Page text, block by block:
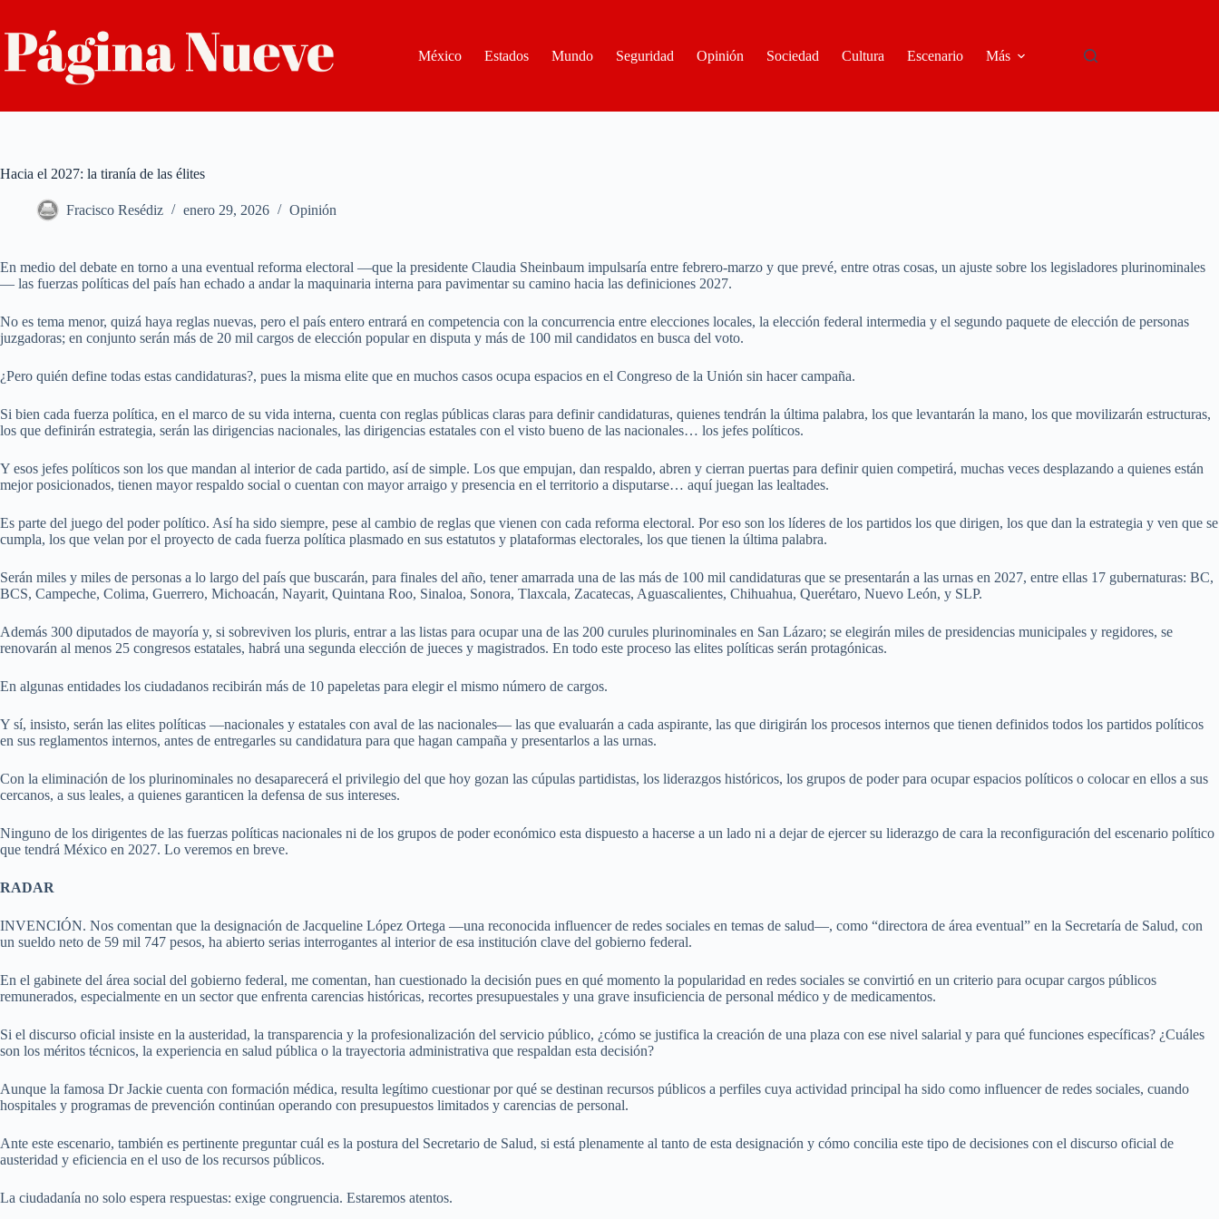
contenido
México
Estados Mundo Seguridad Opinión Sociedad Cultura Escenario Más
Hacia el 2027: la tiranía de las élites
Fracisco Resédiz enero 29, 2026 Opinión
En medio del debate en torno a una eventual reforma electoral —que la presidente Claudia Sheinbaum impulsaría entre febrero-marzo y que prevé, entre otras cosas, un ajuste sobre los legisladores plurinominales
— las fuerzas políticas del país han echado a andar la maquinaria interna para pavimentar su camino hacia las definiciones 2027.
No es tema menor, quizá haya reglas nuevas, pero el país entero entrará en competencia con la concurrencia entre elecciones locales, la elección federal intermedia y el segundo paquete de elección de personas
juzgadoras; en conjunto serán más de 20 mil cargos de elección popular en disputa y más de 100 mil candidatos en busca del voto.
¿Pero quién define todas estas candidaturas?, pues la misma elite que en muchos casos ocupa espacios en el Congreso de la Unión sin hacer campaña.
Si bien cada fuerza política, en el marco de su vida interna, cuenta con reglas públicas claras para definir candidaturas, quienes tendrán la última palabra, los que levantarán la mano, los que movilizarán estructuras,
los que definirán estrategia, serán las dirigencias nacionales, las dirigencias estatales con el visto bueno de las nacionales… los jefes políticos.
Y esos jefes políticos son los que mandan al interior de cada partido, así de simple. Los que empujan, dan respaldo, abren y cierran puertas para definir quien competirá, muchas veces desplazando a quienes están
mejor posicionados, tienen mayor respaldo social o cuentan con mayor arraigo y presencia en el territorio a disputarse… aquí juegan las lealtades.
Es parte del juego del poder político. Así ha sido siempre, pese al cambio de reglas que vienen con cada reforma electoral. Por eso son los líderes de los partidos los que dirigen, los que dan la estrategia y ven que se
cumpla, los que velan por el proyecto de cada fuerza política plasmado en sus estatutos y plataformas electorales, los que tienen la última palabra.
Serán miles y miles de personas a lo largo del país que buscarán, para finales del año, tener amarrada una de las más de 100 mil candidaturas que se presentarán a las urnas en 2027, entre ellas 17 gubernaturas: BC,
BCS, Campeche, Colima, Guerrero, Michoacán, Nayarit, Quintana Roo, Sinaloa, Sonora, Tlaxcala, Zacatecas, Aguascalientes, Chihuahua, Querétaro, Nuevo León, y SLP.
Además 300 diputados de mayoría y, si sobreviven los pluris, entrar a las listas para ocupar una de las 200 curules plurinominales en San Lázaro; se elegirán miles de presidencias municipales y regidores, se
renovarán al menos 25 congresos estatales, habrá una segunda elección de jueces y magistrados. En todo este proceso las elites políticas serán protagónicas.
En algunas entidades los ciudadanos recibirán más de 10 papeletas para elegir el mismo número de cargos.
Y sí, insisto, serán las elites políticas —nacionales y estatales con aval de las nacionales— las que evaluarán a cada aspirante, las que dirigirán los procesos internos que tienen definidos todos los partidos políticos
en sus reglamentos internos, antes de entregarles su candidatura para que hagan campaña y presentarlos a las urnas.
Con la eliminación de los plurinominales no desaparecerá el privilegio del que hoy gozan las cúpulas partidistas, los liderazgos históricos, los grupos de poder para ocupar espacios políticos o colocar en ellos a sus
cercanos, a sus leales, a quienes garanticen la defensa de sus intereses.
Ninguno de los dirigentes de las fuerzas políticas nacionales ni de los grupos de poder económico esta dispuesto a hacerse a un lado ni a dejar de ejercer su liderazgo de cara la reconfiguración del escenario político
que tendrá México en 2027. Lo veremos en breve.
RADAR
INVENCIÓN. Nos comentan que la designación de Jacqueline López Ortega —una reconocida influencer de redes sociales en temas de salud—, como “directora de área eventual” en la Secretaría de Salud, con
un sueldo neto de 59 mil 747 pesos, ha abierto serias interrogantes al interior de esa institución clave del gobierno federal.
En el gabinete del área social del gobierno federal, me comentan, han cuestionado la decisión pues en qué momento la popularidad en redes sociales se convirtió en un criterio para ocupar cargos públicos
remunerados, especialmente en un sector que enfrenta carencias históricas, recortes presupuestales y una grave insuficiencia de personal médico y de medicamentos.
Si el discurso oficial insiste en la austeridad, la transparencia y la profesionalización del servicio público, ¿cómo se justifica la creación de una plaza con ese nivel salarial y para qué funciones específicas? ¿Cuáles
son los méritos técnicos, la experiencia en salud pública o la trayectoria administrativa que respaldan esta decisión?
Aunque la famosa Dr Jackie cuenta con formación médica, resulta legítimo cuestionar por qué se destinan recursos públicos a perfiles cuya actividad principal ha sido como influencer de redes sociales, cuando
hospitales y programas de prevención continúan operando con presupuestos limitados y carencias de personal.
Ante este escenario, también es pertinente preguntar cuál es la postura del Secretario de Salud, si está plenamente al tanto de esta designación y cómo concilia este tipo de decisiones con el discurso oficial de
austeridad y eficiencia en el uso de los recursos públicos.
La ciudadanía no solo espera respuestas: exige congruencia. Estaremos atentos.